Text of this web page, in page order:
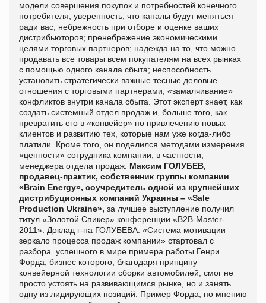
модели совершения покупок и потребностей конечного
потребителя; уверенность, что каналы будут меняться
ради вас; небрежность при отборе и оценке ваших
дистрибьюторов; пренебрежение экономическими
целями торговых партнеров; надежда на то, что можно
продавать все товары всем покупателям на всех рынках
с помощью одного канала сбыта; неспособность
установить стратегически важные тесные деловые
отношения с торговыми партнерами; «замалчивание»
конфликтов внутри канала сбыта. Этот эксперт знает, как
создать системный отдел продаж и, больше того, как
превратить его в «конвейер» по привлечению новых
клиентов и развитию тех, которые нам уже когда-либо
платили. Кроме того, он поделился методами измерения
«ценности» сотрудника компании, в частности,
менеджера отдела продаж. Максим ГОЛУБЕВ,
продавец-практик, собственник группы компании
«Brain Energy», соучредитель одной из крупнейших
дистрибуционных компаний Украины – «Sale
Production Ukraine», за лучшее выступление получил
титул «Золотой Спикер» конференции «В2В-Master-
2011». Доклад г-на ГОЛУБЕВА: «Система мотивации –
зеркало процесса продаж компании» стартовал с
разбора успешного в мире примера работы Генри
Форда, бизнес которого, благодаря принципу
конвейерной технологии сборки автомобилей, смог не
просто устоять на развивающимся рынке, но и занять
одну из лидирующих позиций. Пример Форда, по мнению